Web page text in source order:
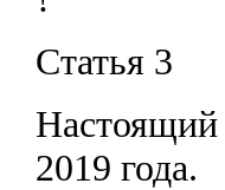
Статья 3
Настоящий
2019 года.